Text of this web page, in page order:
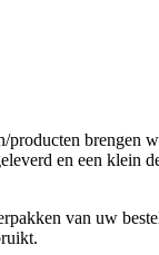
producten
en een klein
van uw